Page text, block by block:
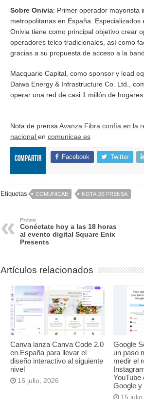
Sobre Onivia: Primer operador mayorista
metropolitanas en España.
Onivia tiene como principal objetivo crear
operadores telco tradicionales, así como
gracias a su propuesta de acceso a la
Macquarie Capital, como sponsor y lead
Daiwa Energy & Infrastructure Co. Ltd.,
operar una red de casi 1 millón de hogares.
Nota de prensa Avanza Fibra confía en la
nacional en comunicae.es
Compartir Facebook Twitter
Etiquetas COMUNICAE NOTA DE PRENSA
Previo
Conéctate hoy a las 18 horas
al evento digital Square Enix
Presents
Artículos relacionados
Canva lanza Canva Code 2.0
en España para llevar el
diseño interactivo al siguiente
nivel
15 julio, 2026
Google
un paso
medir el
YouTube
Google
15